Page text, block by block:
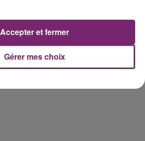
Gérer mes choix
Accepter et fermer